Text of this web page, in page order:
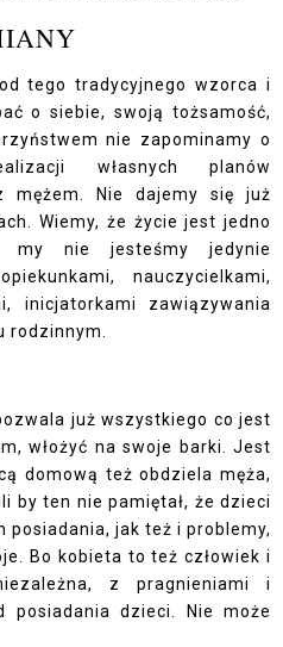
tego tradycyjnego wzorca i
o siebie, swoją tożsamość,
nie zapominamy o
własnych planów
mężem. Nie dajemy się już
Wiemy, że życie jest jedno
my nie jesteśmy jedynie
nauczycielkami,
inicjatorkami zawiązywania
rodzinnym.
już wszystkiego co jest
włożyć na swoje barki. Jest
domową też obdziela męża,
by ten nie pamiętał, że dzieci
posiadania, jak też i problemy,
Bo kobieta to też człowiek i
z pragnieniami i
posiadania dzieci. Nie może